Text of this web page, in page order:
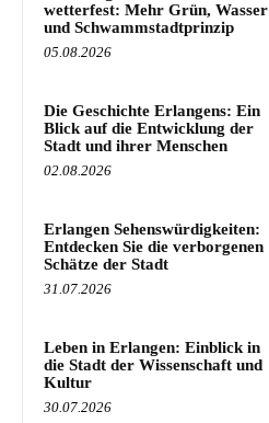
wetterfest: Mehr Grün, Wasser
und Schwammstadtprinzip
05.08.2026
Die Geschichte Erlangens: Ein
Blick auf die Entwicklung der
Stadt und ihrer Menschen
02.08.2026
Erlangen Sehenswürdigkeiten:
Entdecken Sie die verborgenen
Schätze der Stadt
31.07.2026
Leben in Erlangen: Einblick in
die Stadt der Wissenschaft und
Kultur
30.07.2026